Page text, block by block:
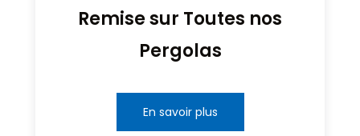
Remise sur Toutes nos
Pergolas
En savoir plus